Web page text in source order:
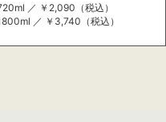
／ ￥2,090 （税込）
／ ￥3,740 （税込）